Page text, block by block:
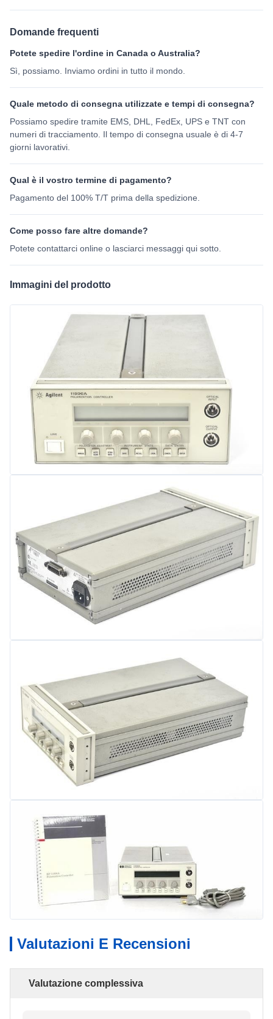
Domande frequenti
Potete spedire l'ordine in Canada o Australia?
Sì, possiamo. Inviamo ordini in tutto il mondo.
Quale metodo di consegna utilizzate e tempi di consegna?
Possiamo spedire tramite EMS, DHL, FedEx, UPS e TNT con
numeri di tracciamento. Il tempo di consegna usuale è di 4-7
giorni lavorativi.
Qual è il vostro termine di pagamento?
Pagamento del 100% T/T prima della spedizione.
Come posso fare altre domande?
Potete contattarci online o lasciarci messaggi qui sotto.
Immagini del prodotto
Valutazioni E Recensioni
Valutazione complessiva